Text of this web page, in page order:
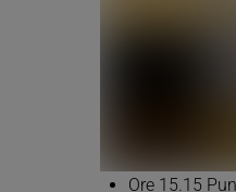
Ore 15.15